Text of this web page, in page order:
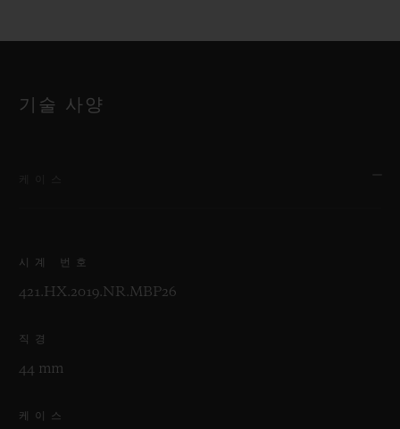
기술 사양
시계 번호
421.HX.2019.NR.MBP26
직경
44 mm
케이스